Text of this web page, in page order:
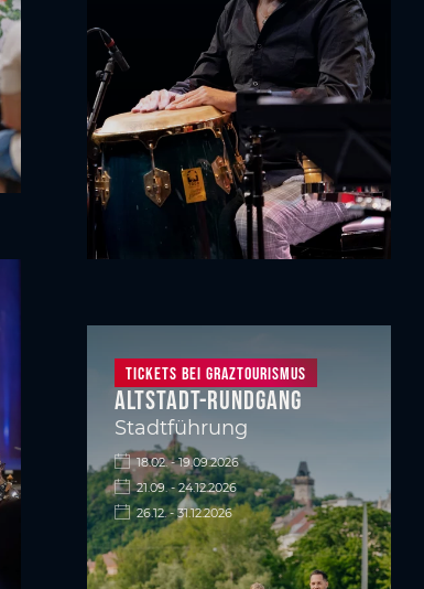
Tickets bei Graztourismus
Altstadt-Rundgang
Stadtführung
18.02. - 19.09.2026
21.09. - 24.12.2026
26.12. - 31.12.2026